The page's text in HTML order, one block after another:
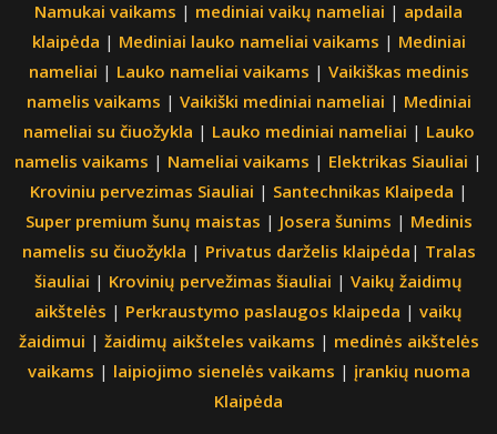
Namukai vaikams | mediniai vaikų nameliai | apdaila
klaipėda | Mediniai lauko nameliai vaikams | Mediniai
nameliai | Lauko nameliai vaikams | Vaikiškas medinis
namelis vaikams | Vaikiški mediniai nameliai | Mediniai
nameliai su čiuožykla | Lauko mediniai nameliai | Lauko
namelis vaikams | Nameliai vaikams | Elektrikas Siauliai |
Kroviniu pervezimas Siauliai | Santechnikas Klaipeda |
Super premium šunų maistas | Josera šunims | Medinis
namelis su čiuožykla | Privatus darželis klaipėda | Tralas
šiauliai | Krovinių pervežimas šiauliai | Vaikų žaidimų
aikštelės | Perkraustymo paslaugos klaipeda | vaikų
žaidimui | žaidimų aikšteles vaikams | medinės aikštelės
vaikams | laipiojimo sienelės vaikams | įrankių nuoma
Klaipėda